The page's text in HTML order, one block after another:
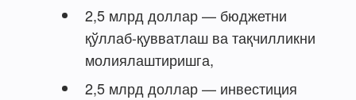
2,5 млрд доллар — бюджетни
қўллаб-қувватлаш ва тақчилликни
молиялаштиришга,
2,5 млрд доллар — инвестиция